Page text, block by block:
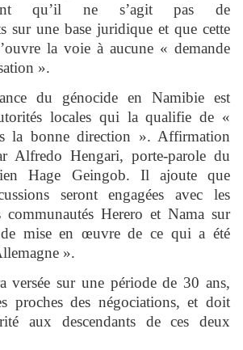
qu’il ne s’agit pas de
sur une base juridique et que cette
la voie à aucune « demande
».
du génocide en Namibie est
locales qui la qualifie de «
la bonne direction ». Affirmation
Alfredo Hengari, porte-parole du
Hage Geingob. Il ajoute que
seront engagées avec les
communautés Herero et Nama sur
mise en œuvre de ce qui a été
».
versée sur une période de 30 ans,
proches des négociations, et doit
aux descendants de ces deux